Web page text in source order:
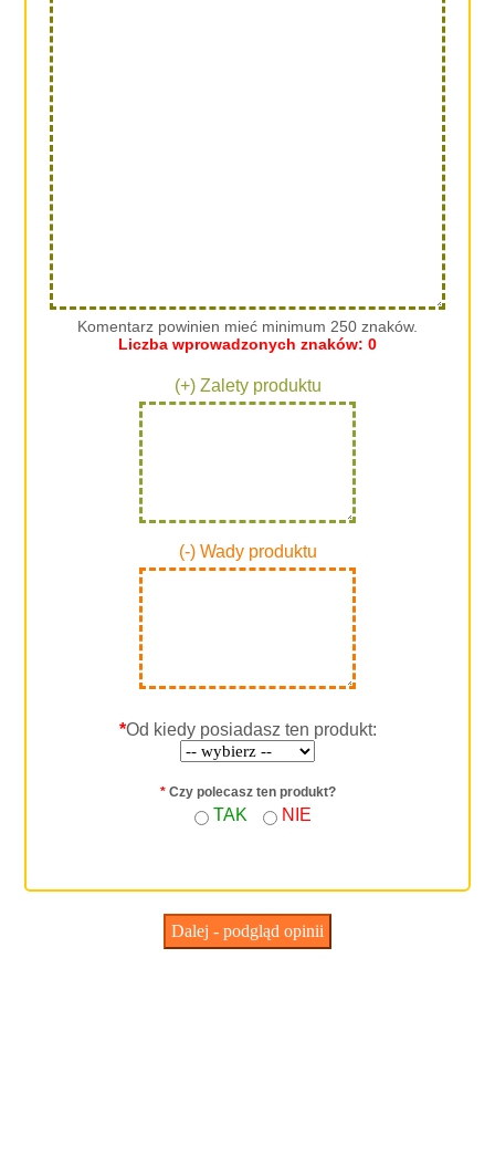
Komentarz powinien mieć minimum 250 znaków.
Liczba wprowadzonych znaków: 0
(+) Zalety produktu
(-) Wady produktu
*Od kiedy posiadasz ten produkt:
*Czy polecasz ten produkt?
TAK NIE